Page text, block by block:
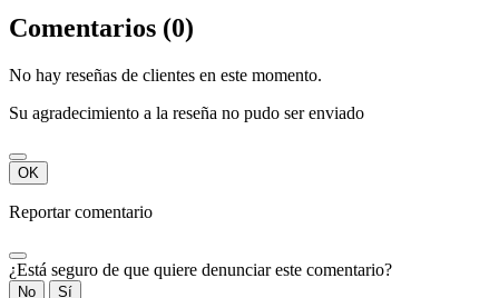
Comentarios (0)
No hay reseñas de clientes en este momento.
Su agradecimiento a la reseña no pudo ser enviado
OK
Reportar comentario
¿Está seguro de que quiere denunciar este comentario?
No Sí